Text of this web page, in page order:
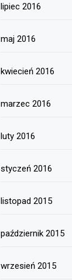
lipiec 2016
maj 2016
kwiecień 2016
marzec 2016
luty 2016
styczeń 2016
listopad 2015
październik 2015
wrzesień 2015